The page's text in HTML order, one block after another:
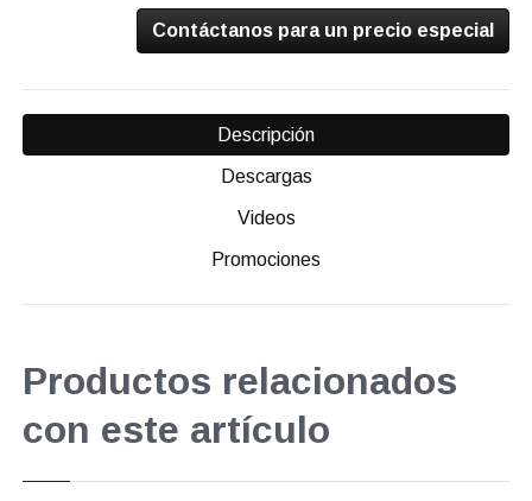
Contáctanos para un precio especial
Descripción
Descargas
Videos
Promociones
Productos relacionados
con este artículo